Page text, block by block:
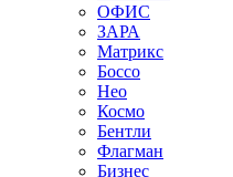
ОФИС
ЗАРА
Матрикс
Боссо
Нео
Космо
Бентли
Флагман
Бизнес